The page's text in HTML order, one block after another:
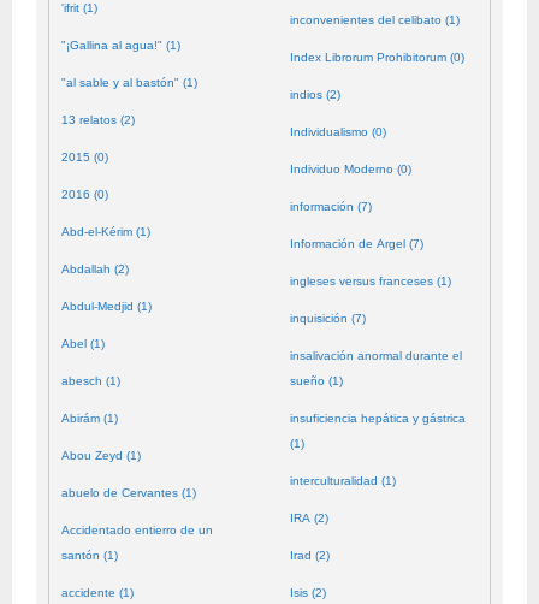
'ifrit (1)
"¡Gallina al agua!" (1)
"al sable y al bastón" (1)
13 relatos (2)
2015 (0)
2016 (0)
Abd-el-Kérim (1)
Abdallah (2)
Abdul-Medjid (1)
Abel (1)
abesch (1)
Abirám (1)
Abou Zeyd (1)
abuelo de Cervantes (1)
Accidentado entierro de un
santón (1)
accidente (1)
inconvenientes del celibato (1)
Index Librorum Prohibitorum (0)
indios (2)
Individualismo (0)
Individuo Moderno (0)
información (7)
Información de Argel (7)
ingleses versus franceses (1)
inquisición (7)
insalivación anormal durante el
sueño (1)
insuficiencia hepática y gástrica
(1)
interculturalidad (1)
IRA (2)
Irad (2)
Isis (2)